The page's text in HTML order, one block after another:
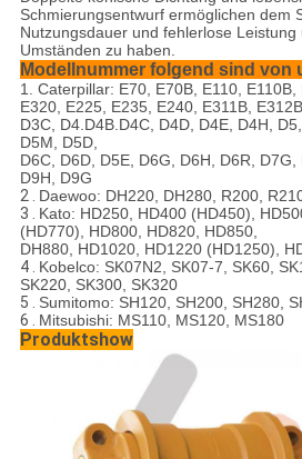
Schmierungsentwurf ermöglichen dem
Nutzungsdauer und fehlerlose
Umständen zu haben.
Modellnummer folgend sind von
1. Caterpillar: E70, E70B, E110,
E320, E225, E235, E240, E311B,
D3C, D4.D4B.D4C, D4D, D4E, D4H,
D5M, D5D,
D6C, D6D, D5E, D6G, D6H, D6R,
D9H, D9G
2 . Daewoo: DH220, DH280, R200,
3 . Kato: HD250, HD400 (HD450),
(HD770), HD800, HD820, HD850,
DH880, HD1020, HD1220 (HD1250),
4 . Kobelco: SK07N2, SK07-7, SK60,
SK220, SK300, SK320
5 . Sumitomo: SH120, SH200, SH280,
6 . Mitsubishi: MS110, MS120, MS180
Produktshow